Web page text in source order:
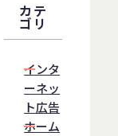
カテ
ゴリ
インタ
ーネッ
ト広告
ホーム